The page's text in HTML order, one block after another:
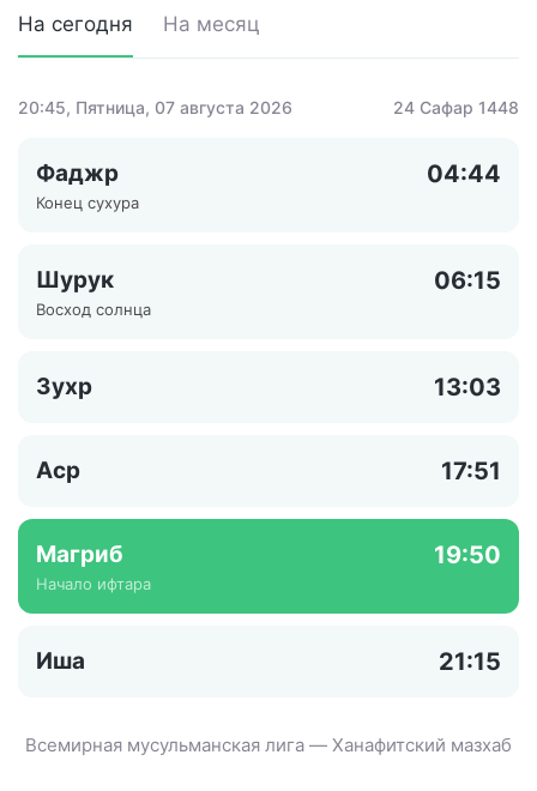
На сегодня На месяц
20:45, Пятница, 07 августа 2026 24 Сафар 1448
Фаджр 04:44
Конец сухура
Шурук 06:15
Восход солнца
Зухр 13:03
Аср 17:51
Магриб 19:50
Начало ифтара
Иша 21:15
Всемирная мусульманская лига — Ханафитский мазхаб